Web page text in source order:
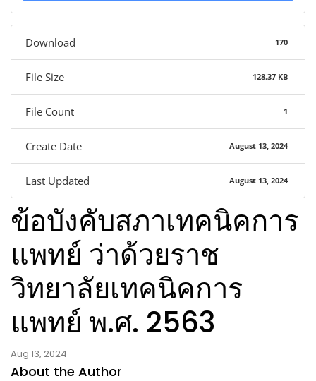
Download 170
File Size 128.37 KB
File Count 1
Create Date August 13, 2024
Last Updated August 13, 2024
ข้อบังคับสภาเทคนิคการ
แพทย์ ว่าด้วยราช
วิทยาลัยเทคนิคการ
แพทย์ พ.ศ. 2563
Aug 13, 2024
About the Author